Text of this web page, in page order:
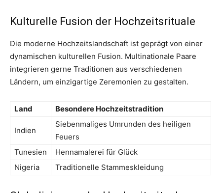
Kulturelle Fusion der Hochzeitsrituale
Die moderne Hochzeitslandschaft ist geprägt von einer
dynamischen kulturellen Fusion. Multinationale Paare
integrieren gerne Traditionen aus verschiedenen
Ländern, um einzigartige Zeremonien zu gestalten.
Land Besondere Hochzeitstradition
Indien
Siebenmaliges Umrunden des heiligen
Feuers
Tunesien
Hennamalerei für Glück
Nigeria
Traditionelle Stammeskleidung